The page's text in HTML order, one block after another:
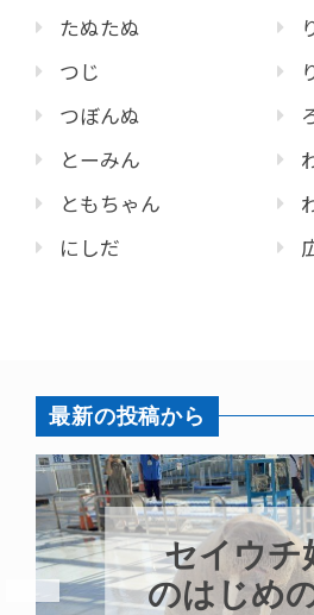
たぬたぬ
つじ
つぼんぬ
とーみん
ともちゃん
にしだ
最新の投稿から
セイウチ
のはじめ